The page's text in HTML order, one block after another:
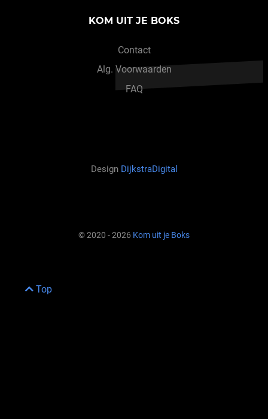
KOM UIT JE BOKS
Contact
Alg. Voorwaarden
FAQ
DesignDijkstraDigital
© 2020 - 2026 Kom uit je Boks
Top